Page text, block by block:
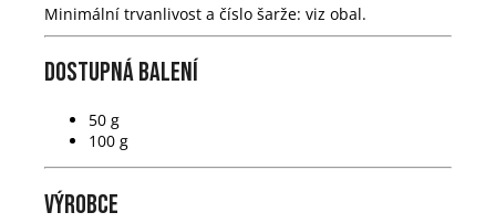
Minimální trvanlivost a číslo šarže: viz obal.
Dostupná balení
50 g
100 g
Výrobce